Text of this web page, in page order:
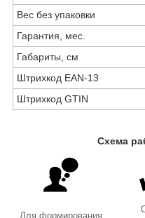
Вес без упаковки
Гарантия, мес.
Габариты, см
Штрихкод EAN-13
Штрихкод GTIN
Схема
Для формирования